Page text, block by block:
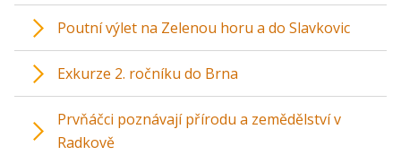
Poutní výlet na Zelenou horu a do Slavkovic
Exkurze 2. ročníku do Brna
Prvňáčci poznávají přírodu a zemědělství v
Radkově